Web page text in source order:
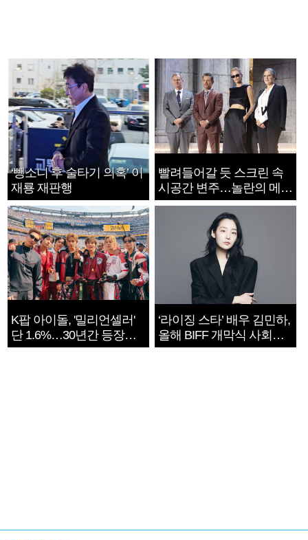
‘뺑소니 후 술타기 의혹’ 이
재룡 재판행
빨려들어갈 듯 스크린 속
시공간 변주…놀란의 메시
지는 ‘전쟁 속죄’
K팝 아이돌, '밀리언셀러'
단 1.6%…30년간 등장
1182개팀 전수조사
‘라이징 스타’ 배우 김민하,
올해 BIFF 개막식 사회자
확정